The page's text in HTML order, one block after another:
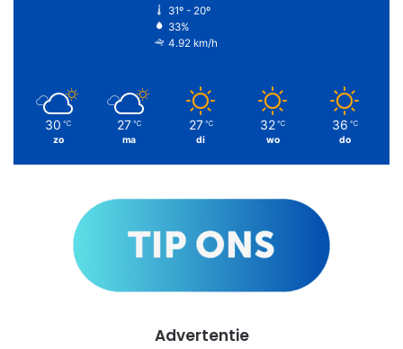
31º - 20º
33%
4.92 km/h
30 ℃
zo
27 ℃
ma
27 ℃
di
32 ℃
wo
36 ℃
do
Advertentie